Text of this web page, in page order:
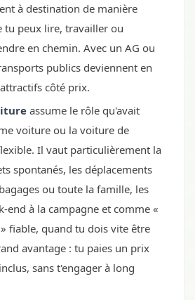
à destination de manière
tu peux lire, travailler ou
en chemin. Avec un AG ou
publics deviennent en
côté prix.
assume le rôle qu'avait
voiture ou la voiture de
Il vaut particulièrement la
spontanés, les déplacements
ou toute la famille, les
end à la campagne et comme «
fiable, quand tu dois vite être
avantage : tu paies un prix
sans t'engager à long